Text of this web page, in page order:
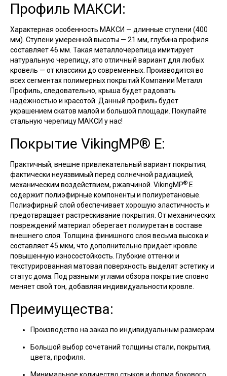
Профиль МАКСИ:
Характерная особенность МАКСИ — длинные ступени (400
мм). Ступени умеренной высоты — 21 мм, глубина профиля
составляет 46 мм. Такая металлочерепица имитирует
натуральную черепицу, это отличный вариант для любых
кровель — от классики до современных. Производится во
всех сегментах полимерных покрытий Компании Металл
Профиль, следовательно, крыша будет радовать
надёжностью и красотой. Данный профиль будет
украшением скатов малой и большой площади. Покупайте
стальную черепицу МАКСИ у нас!
Покрытие VikingMP® E:
Практичный, внешне привлекательный вариант покрытия,
фактически неуязвимый перед солнечной радиацией,
механическим воздействием, ржавчиной. VikingMP® E
содержит полиэфирные компоненты и полиуретановые.
Полиэфирный слой обеспечивает хорошую эластичность и
предотвращает растрескивание покрытия. От механических
повреждений материал оберегает полиуретан в составе
внешнего слоя. Толщина финишного слоя весьма высока и
составляет 45 мкм, что дополнительно придаёт кровле
повышенную износостойкость. Глубокие оттенки и
текстурированная матовая поверхность выделят эстетику и
статус дома. Под разными углами обзора покрытие словно
меняет свой тон, добавляя индивидуальности кровле.
Преимущества:
Производство на заказ по индивидуальным размерам.
Большой выбор сочетаний толщины стали, покрытия,
цвета, профиля.